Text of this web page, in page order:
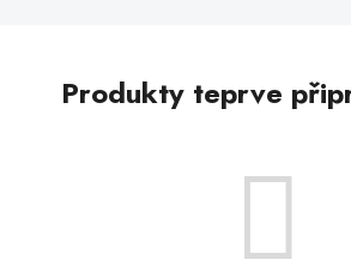
Produkty teprve